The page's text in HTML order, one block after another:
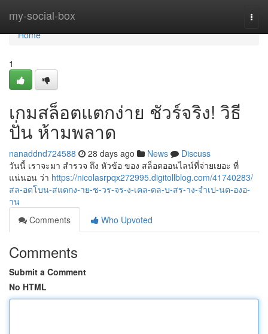
my-social-box
Home
Home
1
เกมสล็อตแตกง่าย ชัวร์จริง! วิธี
ปั่น ห้ามพลาด
nanaddnd724588 28 days ago News
Discuss
วันนี้ เราจะมา สำรวจ ถึง หัวข้อ ของ สล็อตออนไลน์ที่จ่ายเยอะ ที่
แน่นอน ว่า https://nicolasrpqx272995.digitollblog.com/41740283/
สล-อตโบน-สแตกง-าย-ช-วร-จร-ง-เคล-ดล-บ-สร-าง-จำเป-นต-องอ-
าน
Comments
Who Upvoted
Comments
Submit a Comment
No HTML